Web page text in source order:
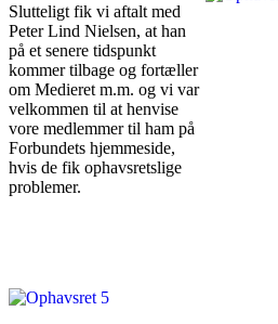
Slutteligt fik vi aftalt med
Peter Lind Nielsen, at han
på et senere tidspunkt
kommer tilbage og fortæller
om Medieret m.m. og vi var
velkommen til at henvise
vore medlemmer til ham på
Forbundets hjemmeside,
hvis de fik ophavsretslige
problemer.